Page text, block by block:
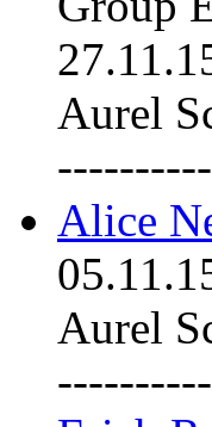
Aurel
----------
Alice
Aurel
----------